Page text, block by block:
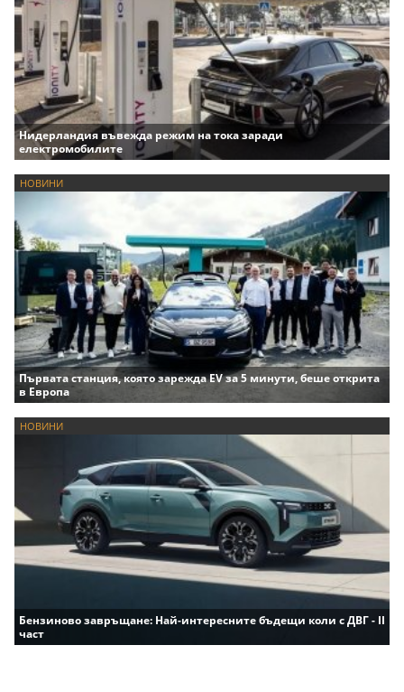
Нидерландия въвежда режим на тока заради
електромобилите
НОВИНИ
Първата станция, която зарежда EV за 5 минути, беше открита
в Европа
НОВИНИ
Бензиново завръщане: Най-интересните бъдещи коли с ДВГ - II
част